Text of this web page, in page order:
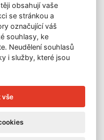
18:00
obsahují vaše
se stránkou a
označující váš
souhlasy, ke
Neudělení souhlasů
i služby, které jsou
vše